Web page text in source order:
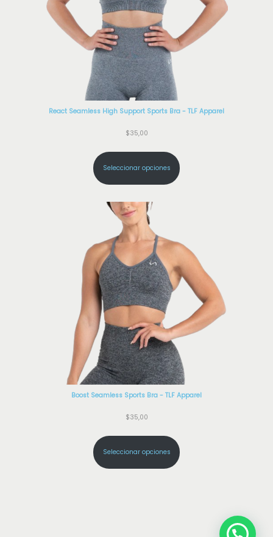
React Seamless High Support Sports Bra - TLF Apparel
$35,00
Seleccionar opciones
Boost Seamless Sports Bra - TLF Apparel
$35,00
Seleccionar opciones